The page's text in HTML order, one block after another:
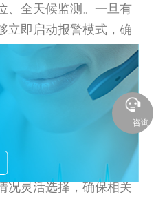
、全天候监测。一旦有
立即启动报警模式，确
即时性和准确性。不同
况灵活选择，确保相关
咨询